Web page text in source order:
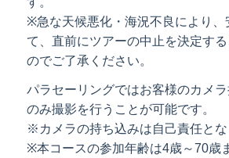
※急な天候悪化・海況不良により、
て、直前にツアーの中止を決定す
のでご了承ください。
パラセーリングではお客様のカメ
のみ撮影を行うことが可能です。
※カメラの持ち込みは自己責任とな
※本コースの参加年齢は4歳～70歳